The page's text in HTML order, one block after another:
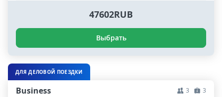
47602RUB
Выбрать
ДЛЯ ДЕЛОВОЙ ПОЕЗДКИ
Business 3 3